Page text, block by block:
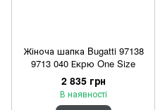
Жіноча шапка Bugatti 97138
9713 040 Екрю One Size
2 835 грн
В наявності